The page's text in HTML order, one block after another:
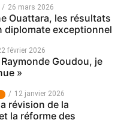
26 mars 2026
Ouattara, les résultats
diplomate exceptionnel
février 2026
Raymonde Goudou, je
»
12 janvier 2026
révision de la
la réforme des